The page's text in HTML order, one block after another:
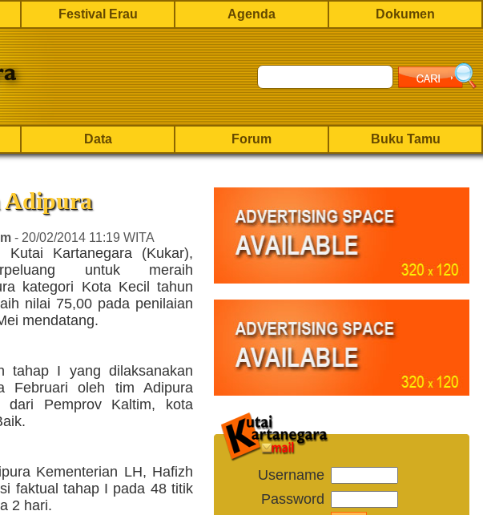
Festival Erau Agenda Dokumen
Data Forum Buku Tamu
Adipura
- 20/02/2014 11:19 WITA
Kutai Kartanegara (Kukar),
untuk meraih
kategori Kota Kecil tahun
nilai 75,00 pada penilaian
mendatang.
tahap I yang dilaksanakan
Februari oleh tim Adipura
dari Pemprov Kaltim, kota
Kementerian LH, Hafizh
faktual tahap I pada 48 titik
2 hari.
Username
Password